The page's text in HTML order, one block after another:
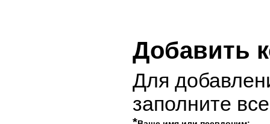
Добавить
Для
заполните